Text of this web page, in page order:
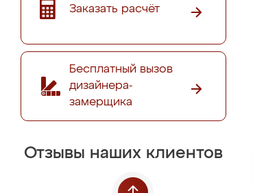
Заказать расчёт
Бесплатный вызов
дизайнера-
замерщика
Отзывы наших клиентов